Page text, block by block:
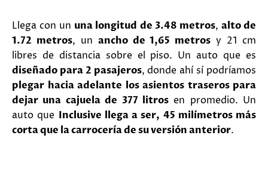
Llega con un una longitud de 3.48 metros, alto de
1.72 metros, un ancho de 1,65 metros y 21 cm
libres de distancia sobre el piso. Un auto que es
diseñado para 2 pasajeros, donde ahí sí podríamos
plegar hacia adelante los asientos traseros para
dejar una cajuela de 377 litrosen promedio. Un
auto que Inclusive llega a ser, 45 milímetros más
corta que la carrocería de su versión anterior.